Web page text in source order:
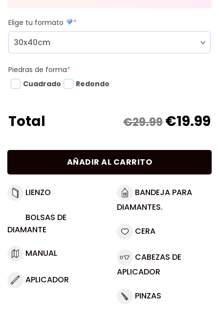
Elige tu formato *
Piedras de forma*
Cuadrado
Redondo
Total €29.99€19.99
AÑADIR AL CARRITO
LIENZO
BOLSAS DE
DIAMANTE
MANUAL
APLICADOR
BANDEJA PARA
DIAMANTES.
CERA
CABEZAS DE
APLICADOR
PINZAS